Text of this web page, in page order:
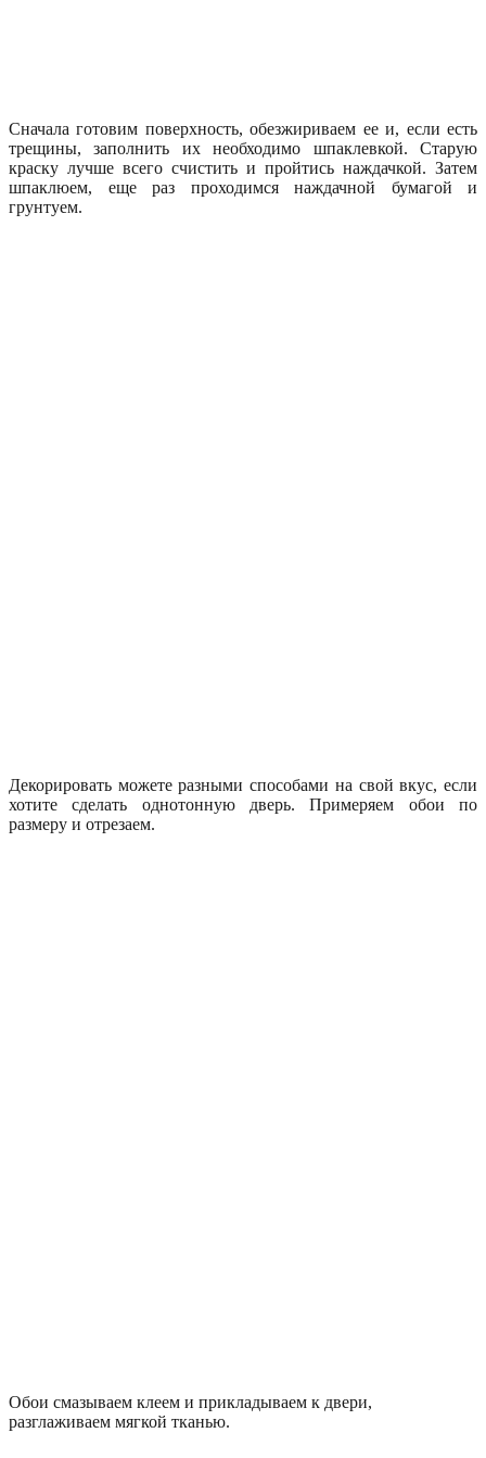
Сначала готовим поверхность, обезжириваем ее и, если есть
трещины, заполнить их необходимо шпаклевкой. Старую
краску лучше всего счистить и пройтись наждачкой. Затем
шпаклюем, еще раз проходимся наждачной бумагой и
грунтуем.
Декорировать можете разными способами на свой вкус, если
хотите сделать однотонную дверь. Примеряем обои по
размеру и отрезаем.
Обои смазываем клеем и прикладываем к двери,
разглаживаем мягкой тканью.